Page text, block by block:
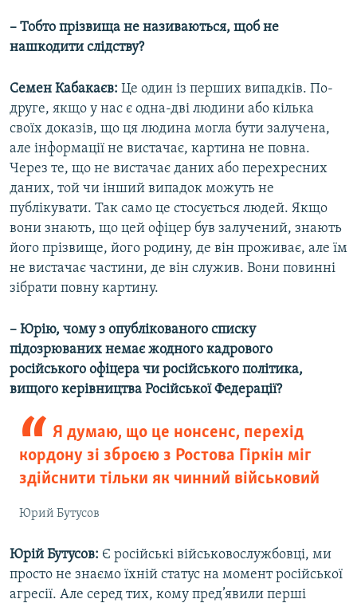
– Тобто прізвища не називаються, щоб не
нашкодити слідству?
Семен Кабакаєв: Це один із перших випадків. По-
друге, якщо у нас є одна-дві людини або кілька
своїх доказів, що ця людина могла бути залучена,
але інформації не вистачає, картина не повна.
Через те, що не вистачає даних або перехресних
даних, той чи інший випадок можуть не
публікувати. Так само це стосується людей. Якщо
вони знають, що цей офіцер був залучений, знають
його прізвище, його родину, де він проживає, але їм
не вистачає частини, де він служив. Вони повинні
зібрати повну картину.
– Юрію, чому з опублікованого списку
підозрюваних немає жодного кадрового
російського офіцера чи російського політика,
вищого керівництва Російської Федерації?
Я думаю, що це нонсенс, перехід
кордону зі зброєю з Ростова Гіркін міг
здійснити тільки як чинний військовий
Юрий Бутусов
Юрій Бутусов: Є російські військовослужбовці, ми
просто не знаємо їхній статус на момент російської
агресії. Але серед тих, кому пред’явили перші